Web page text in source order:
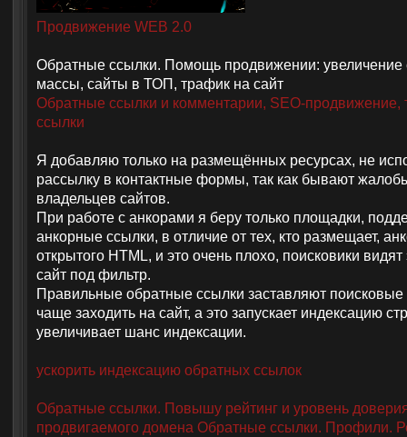
Продвижение WEB 2.0
Обратные ссылки. Помощь продвижении: увеличение
массы, сайты в ТОП, трафик на сайт
Обратные ссылки и комментарии, SEO-продвижение,
ссылки
Я добавляю только на размещённых ресурсах, не
рассылку в контактные формы, так как бывают
владельцев сайтов.
При работе с анкорами я беру только площадки,
анкорные ссылки, в отличие от тех, кто размещает,
открытого HTML, и это очень плохо, поисковики видят
сайт под фильтр.
Правильные обратные ссылки заставляют
чаще заходить на сайт, а это запускает индексацию
увеличивает шанс индексации.
ускорить индексацию обратных ссылок
Обратные ссылки. Повышу рейтинг и уровень
продвигаемого домена Обратные ссылки. Профили.